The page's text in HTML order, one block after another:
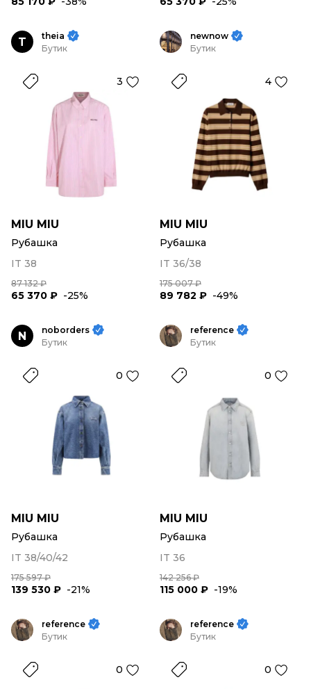
T
theia
Бутик
3
MIU MIU
Рубашка
IT 38
87 132 ₽
65 370 ₽ -25%
newnow
Бутик
4
MIU MIU
Рубашка
IT 36/38
175 007 ₽
89 782 ₽ -49%
N
noborders
Бутик
0
MIU MIU
Рубашка
IT 38/40/42
175 597 ₽
139 530 ₽ -21%
reference
Бутик
0
MIU MIU
Рубашка
IT 36
142 256 ₽
115 000 ₽ -19%
reference
Бутик
0
reference
Бутик
0